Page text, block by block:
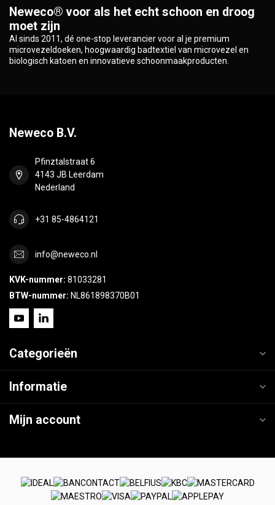
Neweco® voor als het echt schoon en droog
moet zijn
Al sinds 2011, dé one-stop leverancier voor al je premium
microvezeldoeken, hoogwaardig badtextiel van microvezel en
biologisch katoen en innovatieve schoonmaakproducten.
Neweco B.V.
Pfinztalstraat 6
4143 JB Leerdam
Nederland
+31 85-4864121
info@neweco.nl
KVK-nummer: 81033281
BTW-nummer: NL861898370B01
Categorieën
Informatie
Mijn account